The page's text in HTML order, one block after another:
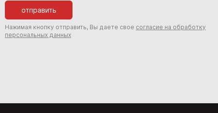
отправить
Нажимая кнопку отправить, Вы даете свое согласие на обработку
персональных данных